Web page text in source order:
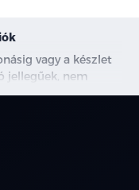
vagy a készlet
jellegűek, nem
csak illusztrációk. A
vegye fel velünk a
A meghirdetett